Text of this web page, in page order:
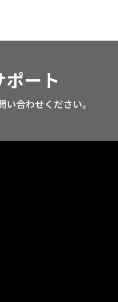
ポート
合わせください。